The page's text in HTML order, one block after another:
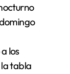
los
tabla